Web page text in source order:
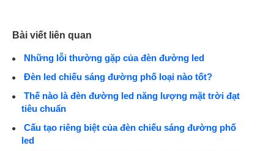
Bài viết liên quan
Những lỗi thường gặp của đèn đường led
Đèn led chiếu sáng đường phố loại nào tốt?
Thế nào là đèn đường led năng lượng mặt trời đạt
tiêu chuẩn
Cấu tạo riêng biệt của đèn chiếu sáng đường phố
led